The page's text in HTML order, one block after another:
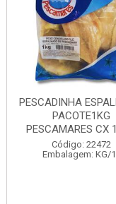
FILE DE PANGA
PACOTE 1KG CAIXA
Código: 20021
Embalagem: KG/